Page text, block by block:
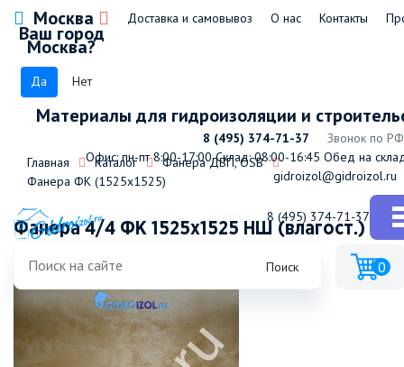
Москва
Ваш город
Москва?
Да Нет
Доставка и самовывоз О нас Контакты
Материалы для гидроизоляции и
8 (495) 374-71-37
Звонок по
Офис: пн-пт 8:00-17:00Склад: 08:00-16:45 Обед на
gidroizol@gidroizol.ru
8 (495) 374-71-37
Поиск 0
Главная Каталог
Фанера ДВП, OSB
Фанера ФК (1525х1525)
Фанера 4/4 ФК 1525х1525 НШ (влагост.) 18